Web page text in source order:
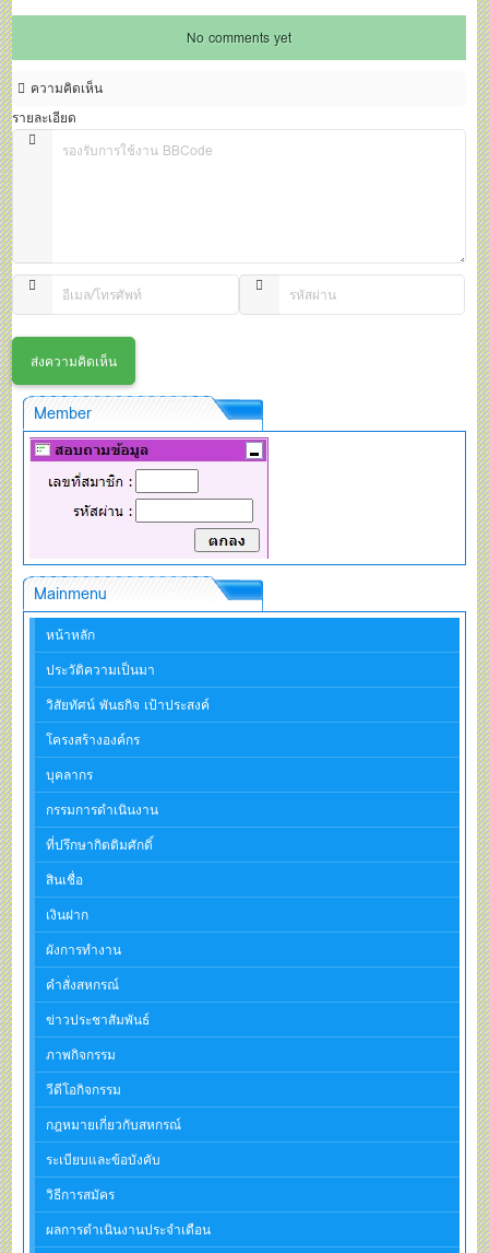
No comments yet
ความคิดเห็น
รายละเอียด
Member
Mainmenu
หน้าหลัก
ประวัติความเป็นมา
วิสัยทัศน์ พันธกิจ เป้าประสงค์
โครงสร้างองค์กร
บุคลากร
กรรมการดำเนินงาน
ที่ปรึกษากิตติมศักดิ์
สินเชื่อ
เงินฝาก
ผังการทำงาน
คำสั่งสหกรณ์
ข่าวประชาสัมพันธ์
ภาพกิจกรรม
วีดีโอกิจกรรม
กฎหมายเกี่ยวกับสหกรณ์
ระเบียบและข้อบังคับ
วิธีการสมัคร
ผลการดำเนินงานประจำเดือน